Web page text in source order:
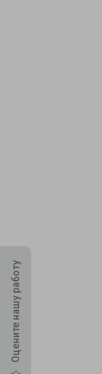
Оцените нашу работу